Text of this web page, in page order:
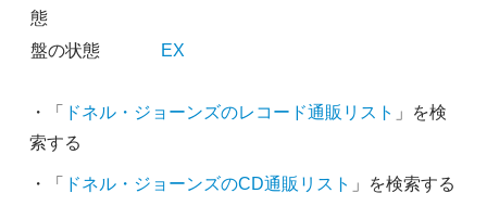
態
盤の状態 EX
・「 ドネル・ジョーンズのレコード通販リスト 」を検
索する
・「 ドネル・ジョーンズのCD通販リスト 」を検索する